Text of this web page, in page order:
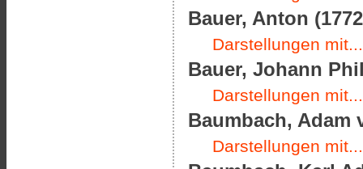
Bauer, Anton
Darstellungen mit...
Bauer, Johann
Darstellungen mit...
Baumbach, Adam
Darstellungen mit...